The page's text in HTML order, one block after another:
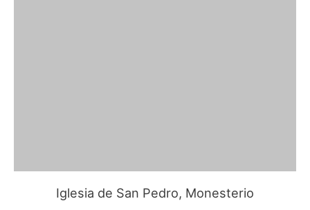
Iglesia de San Pedro, Monesterio